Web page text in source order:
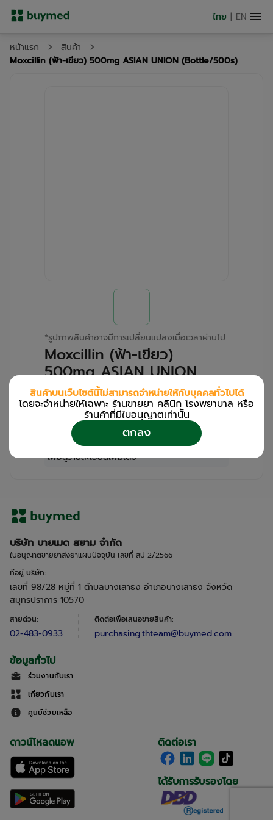
ไทย | EN
หน้าแรก
สินค้า
Moxcillin (ฟ้า-เขียว) 500mg ASIAN UNION (ฺBottle/500s)
*รูปภาพสินค้าอาจมีการเปลี่ยนแปลงเมื่อเวลาผ่านไป
Moxcillin (ฟ้า-เขียว)
500mg ASIAN UNION
(ฺBottle/500s)
สำหรับลูกค้าเฉพาะร้านขายยา คลินิก และโรง
พยาบาล
เข้าสู่ระบบ
เพื่อดูรายละเอียดเพิ่มเติม
บริษัท บายเมด สยาม จำกัด
ใบอนุญาตขายยาส่งยาแผนปัจจุบัน เลขที่ สป 2/2566
ที่อยู่ บริษัท:
เลขที่ 98/28 หมู่ที่ 1 ตำบลบางเสาธง อำเภอบางเสาธง จังหวัด
สมุทรปราการ 10570
สายด่วน:
02-483-0933
ติดต่อเพื่อเสนอขายสินค้า:
purchasing.thteam@buymed.com
ข้อมูลทั่วไป
ร่วมงานกับเรา
เกี่ยวกับเรา
ศูนย์ช่วยเหลือ
ติดต่อเรา
ได้รับการรับรองโดย
ดาวน์โหลดแอพ
สินค้าบนเว็บไซต์นี้ไม่สามารถจำหน่ายให้กับบุคคลทั่วไปได้
โดยจะจำหน่ายให้เฉพาะ ร้านขายยา คลินิก โรงพยาบาล หรือ
ร้านค้าที่มีใบอนุญาตเท่านััน
ตกลง